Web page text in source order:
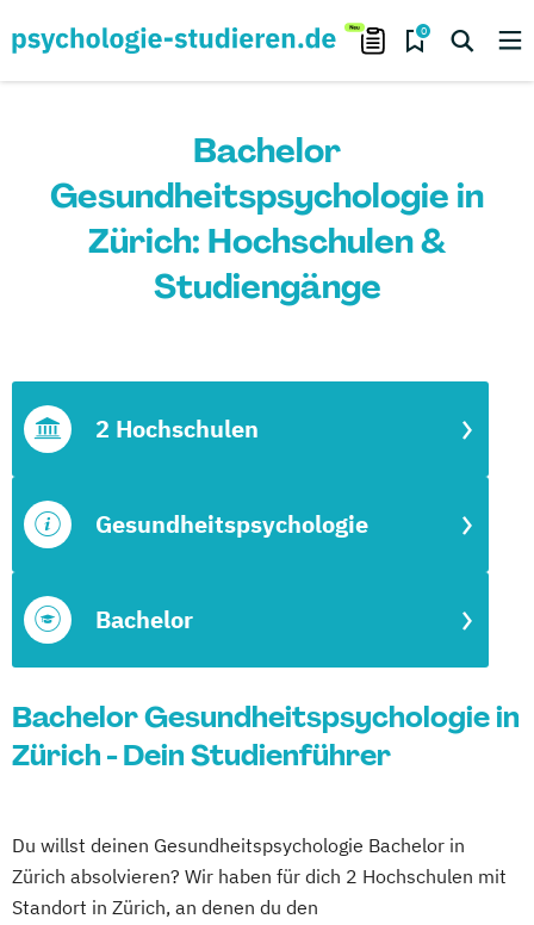
0
Bachelor
Gesundheitspsychologie in
Zürich: Hochschulen &
Studiengänge
Bachelor
Gesundheitspsychologie
2 Hochschulen
Bachelor Gesundheitspsychologie in
Zürich - Dein Studienführer
Du willst deinen Gesundheitspsychologie Bachelor in
Zürich absolvieren? Wir haben für dich 2 Hochschulen mit
Standort in Zürich, an denen du den